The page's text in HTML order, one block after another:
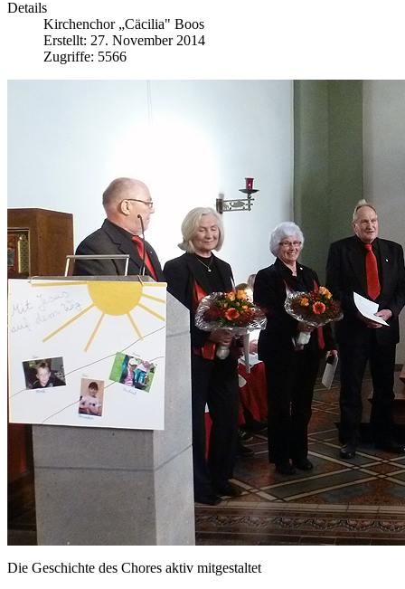
Details
Kirchenchor „Cäcilia" Boos
Erstellt: 27. November 2014
Zugriffe: 5566
Die Geschichte des Chores aktiv mitgestaltet